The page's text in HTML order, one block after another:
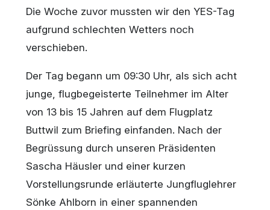
Die Woche zuvor mussten wir den YES-Tag
aufgrund schlechten Wetters noch
verschieben.
Der Tag begann um 09:30 Uhr, als sich acht
junge, flugbegeisterte Teilnehmer im Alter
von 13 bis 15 Jahren auf dem Flugplatz
Buttwil zum Briefing einfanden. Nach der
Begrüssung durch unseren Präsidenten
Sascha Häusler und einer kurzen
Vorstellungsrunde erläuterte Jungfluglehrer
Sönke Ahlborn in einer spannenden